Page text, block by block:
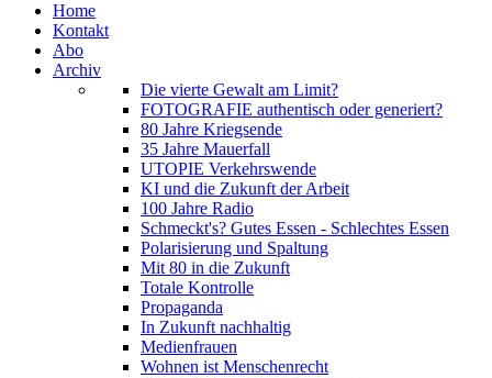
Home
Kontakt
Abo
Archiv
Die vierte Gewalt am Limit?
FOTOGRAFIE authentisch oder generiert?
80 Jahre Kriegsende
35 Jahre Mauerfall
UTOPIE Verkehrswende
KI und die Zukunft der Arbeit
100 Jahre Radio
Schmeckt's? Gutes Essen - Schlechtes Essen
Polarisierung und Spaltung
Mit 80 in die Zukunft
Totale Kontrolle
Propaganda
In Zukunft nachhaltig
Medienfrauen
Wohnen ist Menschenrecht